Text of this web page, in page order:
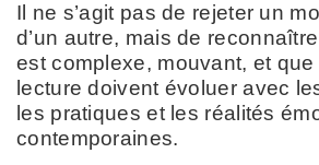
Il ne s’agit pas de rejeter un
d’un autre, mais de
est complexe, mouvant, et
lecture doivent évoluer avec
les pratiques et les réalités
contemporaines.